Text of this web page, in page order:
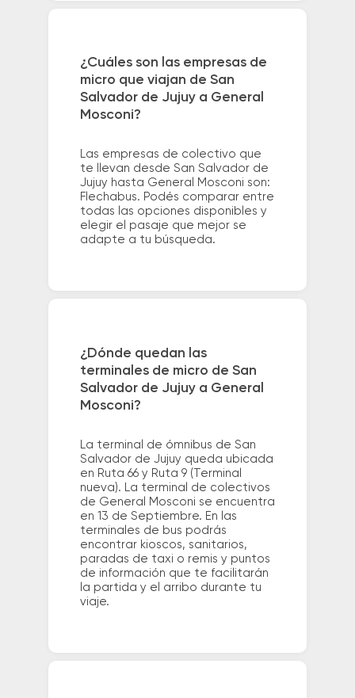
¿Cuáles son las empresas de
micro que viajan de San
Salvador de Jujuy a General
Mosconi?
Las empresas de colectivo que
te llevan desde San Salvador de
Jujuy hasta General Mosconi son:
Flechabus. Podés comparar entre
todas las opciones disponibles y
elegir el pasaje que mejor se
adapte a tu búsqueda.
¿Dónde quedan las
terminales de micro de San
Salvador de Jujuy a General
Mosconi?
La terminal de ómnibus de San
Salvador de Jujuy queda ubicada
en Ruta 66 y Ruta 9 (Terminal
nueva). La terminal de colectivos
de General Mosconi se encuentra
en 13 de Septiembre. En las
terminales de bus podrás
encontrar kioscos, sanitarios,
paradas de taxi o remis y puntos
de información que te facilitarán
la partida y el arribo durante tu
viaje.